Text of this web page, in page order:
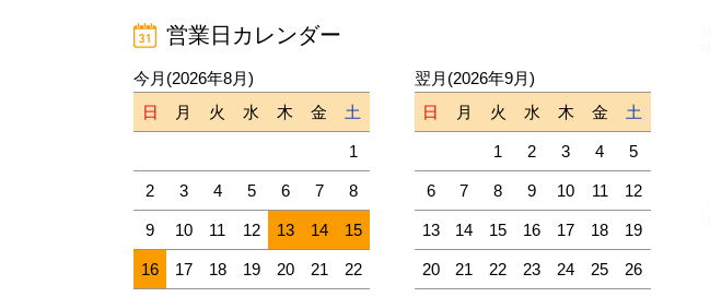
営業日カレンダー
今月(2026年8月)
日
月 火 水 木 金 土
1
2 3 4 5 6 7 8
9 10 11 12 13 14 15
16 17 18 19 20 21 22
翌月(2026年9月)
日
月 火 水 木 金 土
1 2 3 4 5
6 7 8 9 10 11 12
13 14 15 16 17 18 19
20 21 22 23 24 25 26